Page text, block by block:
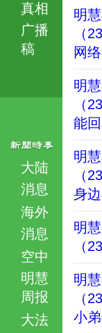
真相
广播
稿
大陆
消息
海外
消息
空中
明慧
周报
大法
明
（
网
明
（
能
明
（
身
明
（
明
（
小